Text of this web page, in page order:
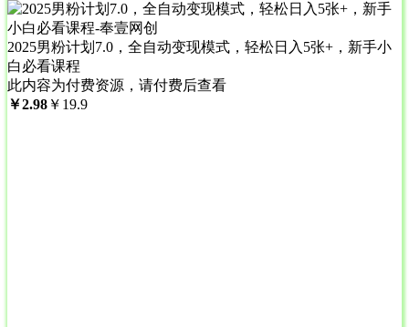
2025男粉计划7.0，全自动变现模式，轻松日入5张+，新手小
白必看课程
此内容为付费资源，请付费后查看
￥2.98 ￥ 19.9